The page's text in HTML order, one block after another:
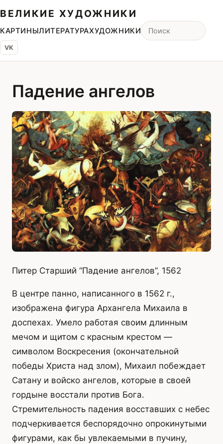
ВЕЛИКИЕ ХУДОЖНИКИ
КАРТИНЫЛИТЕРАТУРАХУДОЖНИКИ
VK
Падение ангелов
Питер Старший “Падение ангелов”, 1562
В центре панно, написанного в 1562 г.,
изображена фигура Архангела Михаила в
доспехах. Умело работая своим длинным
мечом и щитом с красным крестом —
символом Воскресения (окончательной
победы Христа над злом), Михаил побеждает
Сатану и войско ангелов, которые в своей
гордыне восстали против Бога.
Стремительность падения восставших с небес
подчеркивается беспорядочно опрокинутыми
фигурами, как бы увлекаемыми в пучину,